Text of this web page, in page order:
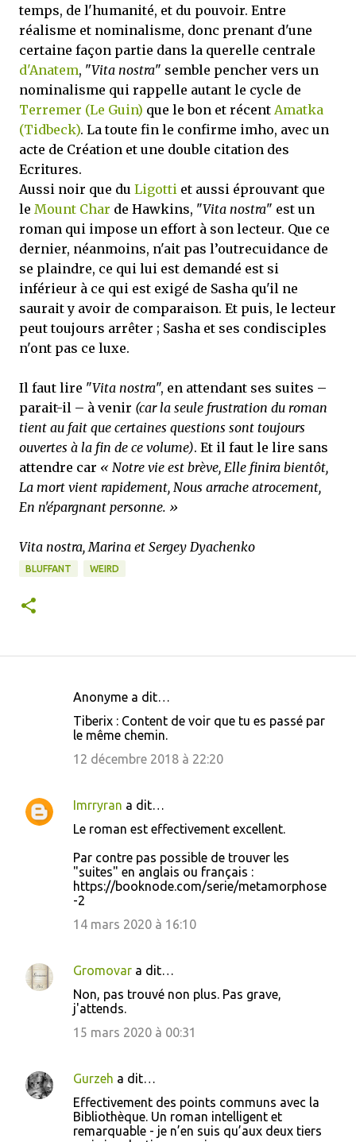
temps, de l'humanité, et du pouvoir. Entre
réalisme et nominalisme, donc prenant d'une
certaine façon partie dans la querelle centrale
d'Anatem, "Vita nostra" semble pencher vers un
nominalisme qui rappelle autant le cycle de
Terremer (Le Guin) que le bon et récent Amatka
(Tidbeck). La toute fin le confirme imho, avec un
acte de Création et une double citation des
Ecritures.
Aussi noir que du Ligotti et aussi éprouvant que
le Mount Char de Hawkins, "Vita nostra" est un
roman qui impose un effort à son lecteur. Que ce
dernier, néanmoins, n'ait pas l’outrecuidance de
se plaindre, ce qui lui est demandé est si
inférieur à ce qui est exigé de Sasha qu'il ne
saurait y avoir de comparaison. Et puis, le lecteur
peut toujours arrêter ; Sasha et ses condisciples
n'ont pas ce luxe.
Il faut lire "Vita nostra", en attendant ses suites –
parait-il – à venir (car la seule frustration du roman
tient au fait que certaines questions sont toujours
ouvertes à la fin de ce volume). Et il faut le lire sans
attendre car « Notre vie est brève, Elle finira bientôt,
La mort vient rapidement, Nous arrache atrocement,
En n'épargnant personne. »
Vita nostra, Marina et Sergey Dyachenko
BLUFFANT WEIRD
e
n
Anonyme a dit…
Tiberix : Content de voir que tu es passé par
le même chemin.
12 décembre 2018 à 22:20
Imrryran a dit…
Le roman est effectivement excellent.
Par contre pas possible de trouver les
"suites" en anglais ou français :
https://booknode.com/serie/metamorphose
-2
14 mars 2020 à 16:10
Gromovar a dit…
Non, pas trouvé non plus. Pas grave,
j'attends.
15 mars 2020 à 00:31
Gurzeh a dit…
Effectivement des points communs avec la
Bibliothèque. Un roman intelligent et
remarquable - je n’en suis qu’aux deux tiers